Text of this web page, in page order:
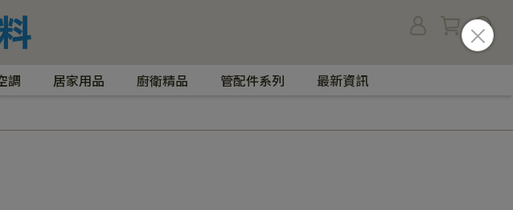
調 居家用品 廚衛精品 管配件系列 最新資訊